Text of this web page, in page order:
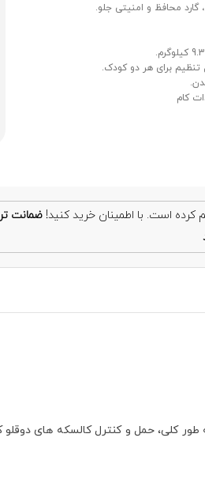
برای هر دو کودک.
ضمانت
کلی، حمل و کنترل کالسکه های